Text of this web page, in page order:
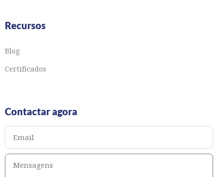
Recursos
Blog
Certificados
Contactar agora